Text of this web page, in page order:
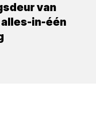
van
alles-in-één